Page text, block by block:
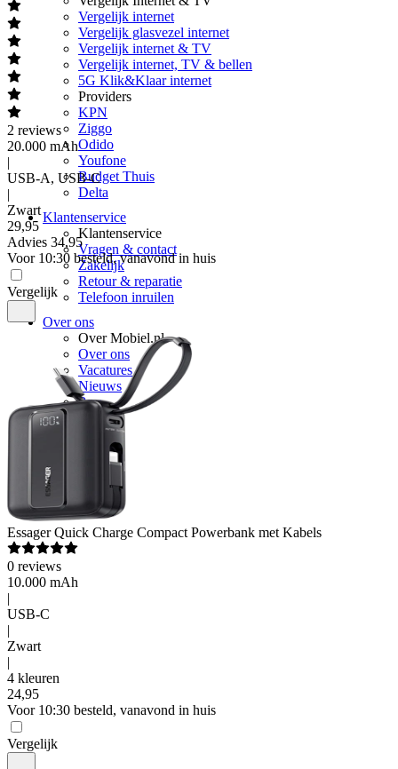
Vergelijk internet
Vergelijk glasvezel internet
Vergelijk internet & TV
Vergelijk internet, TV & bellen
5G Klik&Klaar internet
Providers
KPN
Ziggo
Odido
Youfone
Budget Thuis
Delta
Klantenservice
Klantenservice
Vragen & contact
Zakelijk
Retour & reparatie
Telefoon inruilen
Over ons
Over Mobiel.nl
Over ons
Vacatures
Nieuws
Pers
2 reviews
20.000 mAh
|
USB-A, USB-C
|
Zwart
29,95
Advies 34,95
Voor 10:30 besteld, vanavond in huis
Vergelijk
Essager Quick Charge Compact Powerbank met Kabels
0 reviews
10.000 mAh
|
USB-C
|
Zwart
|
4 kleuren
24,95
Voor 10:30 besteld, vanavond in huis
Vergelijk